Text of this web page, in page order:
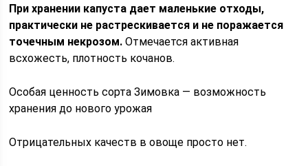
При хранении капуста дает маленькие отходы,
практически не растрескивается и не поражается
точечным некрозом. Отмечается активная
всхожесть, плотность кочанов.
Особая ценность сорта Зимовка — возможность
хранения до нового урожая
Отрицательных качеств в овоще просто нет.